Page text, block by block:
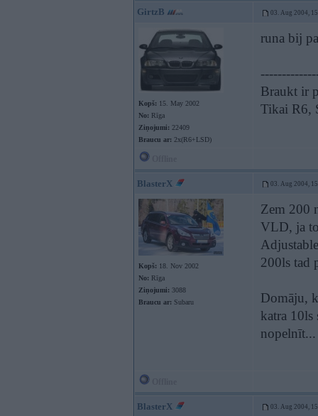
GirtzB 03. Aug 2004,
Kopš: 15. May 2002
No: Rīga
Ziņojumi: 22409
Braucu ar: 2x(R6+LSD)
runa bij
Braukt ir
Tikai R6,
BlasterX 03. Aug 2004,
Kopš: 18. Nov 2002
No: Rīga
Ziņojumi: 3088
Braucu ar: Subaru
Zem 200
VLD, ja
200ls tad
Domāju,
katra
nopelnīt...
BlasterX 03. Aug 2004,